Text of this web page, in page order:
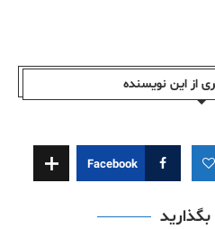
از این نویسندە
Facebook
بگذارید